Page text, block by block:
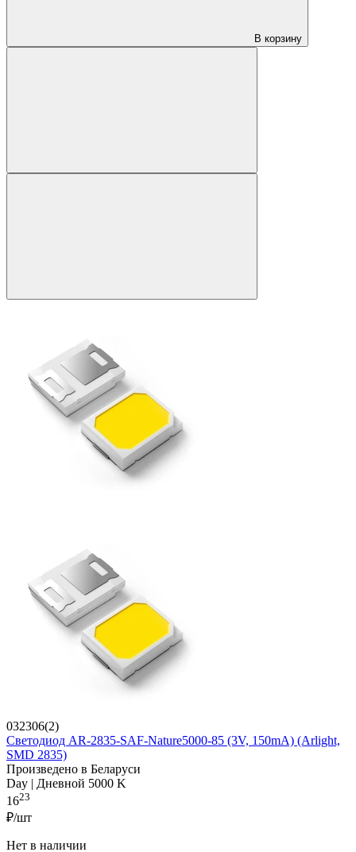
В корзину
032306(2)
Светодиод AR-2835-SAF-Nature5000-85 (3V, 150mA) (Arlight,
SMD 2835)
Произведено в Беларуси
Day | Дневной 5000 K
1623
₽/шт
Нет в наличии